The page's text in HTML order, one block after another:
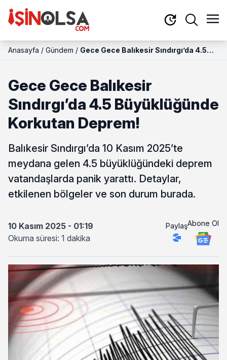
Anasayfa / Gündem / Gece Gece Balıkesir Sındırgı’da 4.5
Gece Gece Balıkesir
Sındırgı’da 4.5 Büyüklüğünde
Korkutan Deprem!
Balıkesir Sındırgı’da 10 Kasım 2025’te
meydana gelen 4.5 büyüklüğündeki deprem
vatandaşlarda panik yarattı. Detaylar,
etkilenen bölgeler ve son durum burada.
10 Kasım 2025 - 01:19
Okuma süresi: 1 dakika
PaylaşAbone Ol